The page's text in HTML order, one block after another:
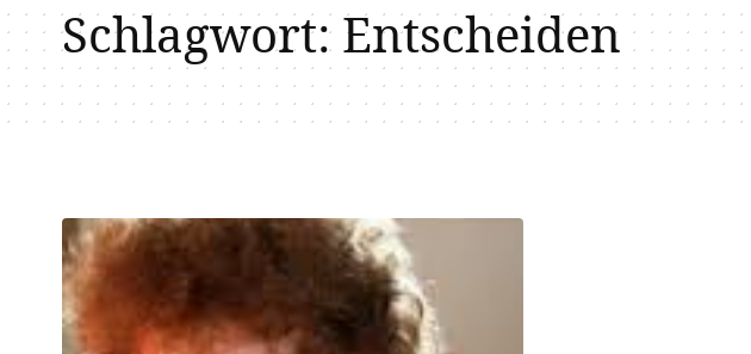
Schlagwort:Entscheiden